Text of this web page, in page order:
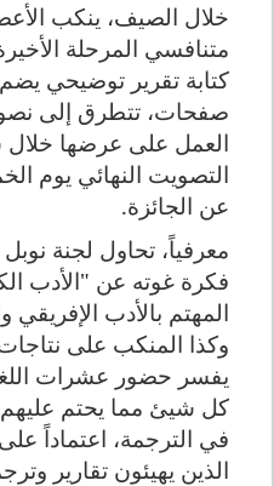
خلال الصيف، ينكب
متنافسي المرحلة
كتابة تقرير توضيحي
صفحات، تتطرق إلى
العمل على عرضها خلال
التصويت النهائي يوم
عن الجائزة.
معرفياً، تحاول لجنة
فكرة غوته عن "الأدب
المهتم بالأدب الإفريقي
وكذا المنكب على نتاجات
يفسر حضور عشرات
كل شيئ مما يحتم
في الترجمة، اعتماداً
الذين يهيئون تقارير